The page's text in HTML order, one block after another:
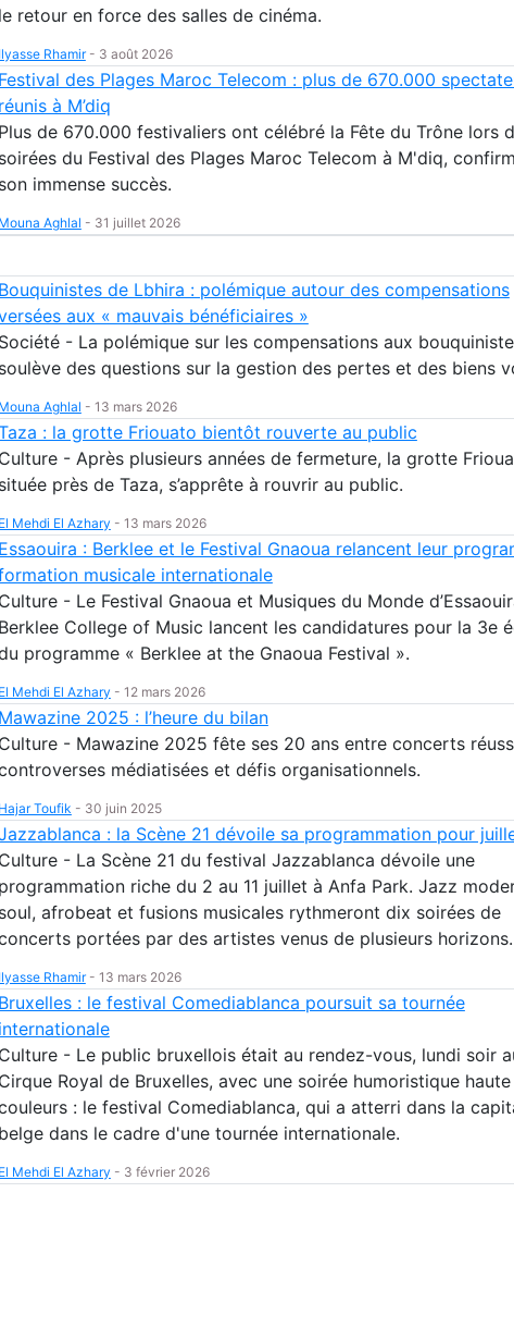
le retour en force des salles de cinéma.
Ilyasse Rhamir- 3 août 2026
Festival des Plages Maroc Telecom : plus de 670.000
réunis à M’diq
Plus de 670.000 festivaliers ont célébré la Fête du Trône lors
soirées du Festival des Plages Maroc Telecom à M'diq,
son immense succès.
Mouna Aghlal - 31 juillet 2026
Bouquinistes de Lbhira : polémique autour des compensations
aux « mauvais bénéficiaires »
Société - La polémique sur les compensations aux
soulève des questions sur la gestion des pertes et des biens
Mouna Aghlal - 13 mars 2026
: la grotte Friouato bientôt rouverte au public
Culture - Après plusieurs années de fermeture, la grotte
située près de Taza, s’apprête à rouvrir au public.
El Mehdi El Azhary - 13 mars 2026
Essaouira : Berklee et le Festival Gnaoua relancent leur
musicale internationale
Culture - Le Festival Gnaoua et Musiques du Monde
Berklee College of Music lancent les candidatures pour la 3e
programme « Berklee at the Gnaoua Festival ».
El Mehdi El Azhary - 12 mars 2026
Mawazine 2025 : l’heure du bilan
Culture - Mawazine 2025 fête ses 20 ans entre concerts
médiatisées et défis organisationnels.
Hajar Toufik - 30 juin 2025
: la Scène 21 dévoile sa programmation pour
Culture - La Scène 21 du festival Jazzablanca dévoile une
programmation riche du 2 au 11 juillet à Anfa Park. Jazz
soul, afrobeat et fusions musicales rythmeront dix soirées de
portées par des artistes venus de plusieurs horizons.
Ilyasse Rhamir- 13 mars 2026
Bruxelles : le festival Comediablanca poursuit sa tournée
internationale
Culture - Le public bruxellois était au rendez-vous, lundi soir
Cirque Royal de Bruxelles, avec une soirée humoristique
: le festival Comediablanca, qui a atterri dans la
belge dans le cadre d'une tournée internationale.
El Mehdi El Azhary - 3 février 2026